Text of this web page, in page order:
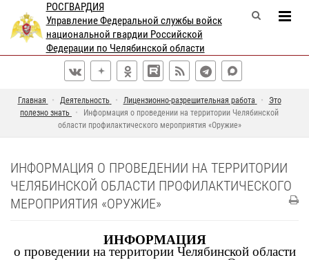
РОСГВАРДИЯ
Управление Федеральной службы войск
национальной гвардии Российской
Федерации по Челябинской области
Главная Деятельность Лицензионно-разрешительная работа
Это
полезно знать
Информация о проведении на территории Челябинской
области профилактического мероприятия «Оружие»
ИНФОРМАЦИЯ О ПРОВЕДЕНИИ НА ТЕРРИТОРИИ
ЧЕЛЯБИНСКОЙ ОБЛАСТИ ПРОФИЛАКТИЧЕСКОГО
МЕРОПРИЯТИЯ «ОРУЖИЕ»
ИНФОРМАЦИЯ
о проведении на территории Челябинской области